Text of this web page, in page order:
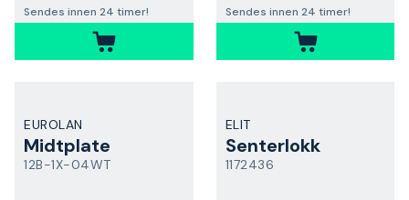
Sendes innen 24 timer! Sendes innen 24 timer!
EUROLAN
Midtplate
12B-1X-04WT
ELIT
Senterlokk
1172436